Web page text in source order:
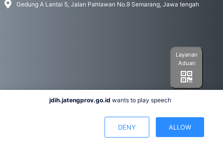
Gedung A Lantai 5, Jalan Pahlawan No.9 Semarang, Jawa tengah
Layanan
Aduan
Hak Cipta 2022© Biro Hukum Pemerintah Provinsi Jawa Tengah
jdih.jatengprov.go.id wants to play speech
DENY ALLOW